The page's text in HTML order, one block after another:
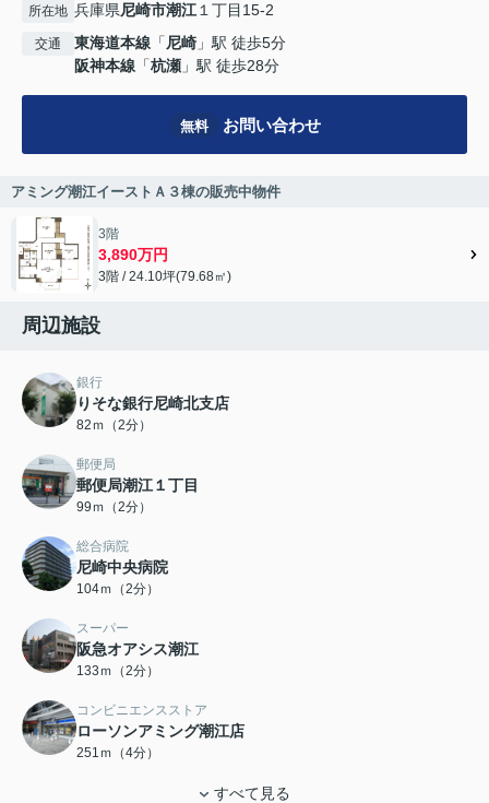
所在地 兵庫県尼崎市潮江 １丁目15-2
交通 東海道本線 「 尼崎 」駅 徒歩5分
阪神本線 「杭瀬 」駅 徒歩28分
無料 お問い合わせ
アミング潮江イーストＡ３棟の販売中物件
3階
3,890万円
3階 / 24.10坪(79.68㎡)
周辺施設
銀行
りそな銀行尼崎北支店
82ｍ（2分）
郵便局
郵便局潮江１丁目
99ｍ（2分）
総合病院
尼崎中央病院
104ｍ（2分）
スーパー
阪急オアシス潮江
133ｍ（2分）
コンビニエンスストア
ローソンアミング潮江店
251ｍ（4分）
すべて見る